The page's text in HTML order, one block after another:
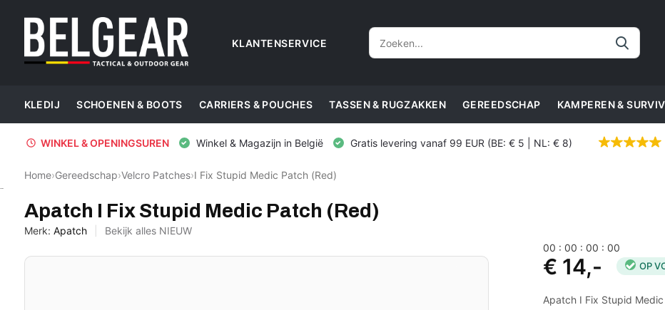
KLANTENSERVICE
KLEDIJ SCHOENEN & BOOTS CARRIERS & POUCHES TASSEN & RUGZAKKEN GEREEDSCHAP KAMPEREN &
WINKEL & OPENINGSUREN Winkel & Magazijn in België Gratis levering vanaf 99 EUR (BE: € 5 | NL: € 8)
Home›Gereedschap›Velcro Patches›I Fix Stupid Medic Patch (Red)
Apatch I Fix Stupid Medic Patch (Red)
Merk: Apatch Bekijk alles NIEUW
00 :00 :00 :00
€ 14,- OP
Apatch I Fix Stupid